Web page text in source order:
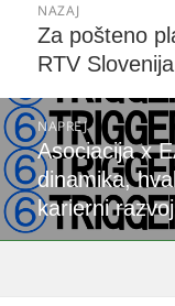
prispevka
NAZAJ
Prejšnji
prispevek:
Za pošteno
RTV Slovenija
NAPREJ
Naslednji
prispevek:
Asociacija x
dinamika,
karierni